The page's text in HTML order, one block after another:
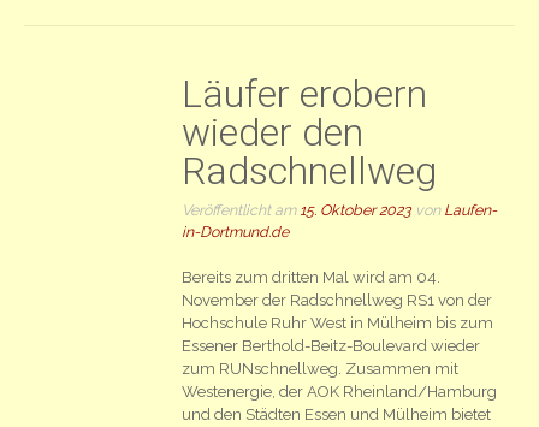
Läufer erobern
wieder den
Radschnellweg
Veröffentlicht am 15. Oktober 2023von Laufen-
in-Dortmund.de
Bereits zum dritten Mal wird am 04.
November der Radschnellweg RS1 von der
Hochschule Ruhr West in Mülheim bis zum
Essener Berthold-Beitz-Boulevard wieder
zum RUNschnellweg. Zusammen mit
Westenergie, der AOK Rheinland/Hamburg
und den Städten Essen und Mülheim bietet